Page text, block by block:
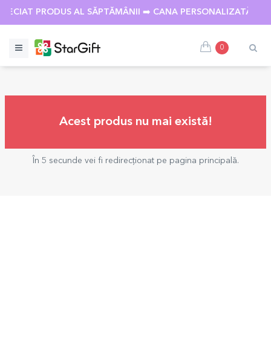
PRODUS AL SĂPTĂMÂNII ➡️ CANA PERSONALIZATĂ
0
Acest produs nu mai există!
În 5 secunde vei fi redirecționat pe pagina principală.